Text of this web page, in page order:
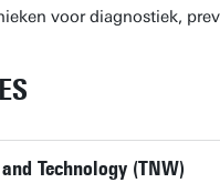
voor diagnostiek,
Technology (TNW)